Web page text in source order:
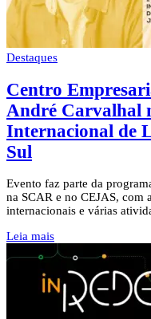
Destaques
Centro
André Carvalhal
Internacional de
Sul
Evento faz parte da
na SCAR e no CEJAS, com
internacionais e várias
Leia mais